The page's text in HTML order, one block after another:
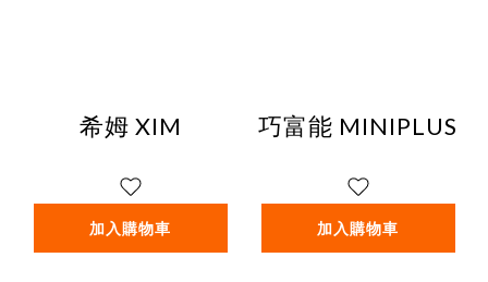
希姆 XIM
加入購物車
巧富能 MINIPLUS
加入購物車